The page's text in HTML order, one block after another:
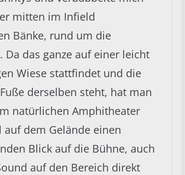
mitten im Infield
Bänke, rund um die
Da das ganze auf einer leicht
Wiese stattfindet und die
derselben steht, hat man
natürlichen Amphitheater
auf dem Gelände einen
Blick auf die Bühne, auch
auf den Bereich direkt